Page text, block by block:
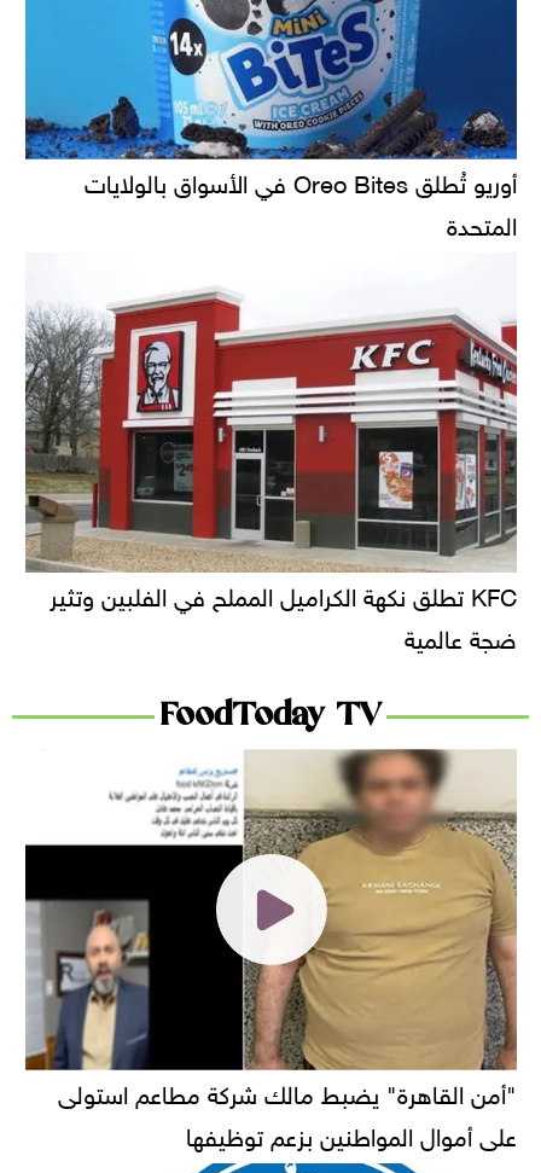
أوريو تُطلق Oreo Bites في الأسواق بالولايات
المتحدة
KFC تطلق نكهة الكراميل المملح في الفلبين وتثير
ضجة عالمية
FoodToday TV
"أمن القاهرة" يضبط مالك شركة مطاعم استولى
على أموال المواطنين بزعم توظيفها